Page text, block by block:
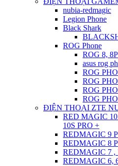
nubia-redmagic
Legion Phone
Black Shark
ROG Phone
ROG 8,
asus rog
ROG
ROG
ROG
ROG
ĐIỆN THOẠI ZTE
RED MAGIC 10
10S PRO +
REDMAGIC 9
REDMAGIC 8
REDMAGIC 7 ,
REDMAGIC 6,